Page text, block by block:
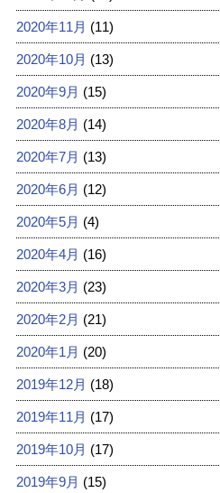
2020年11月 (11)
2020年10月 (13)
2020年9月 (15)
2020年8月 (14)
2020年7月 (13)
2020年6月 (12)
2020年5月 (4)
2020年4月 (16)
2020年3月 (23)
2020年2月 (21)
2020年1月 (20)
2019年12月 (18)
2019年11月 (17)
2019年10月 (17)
2019年9月 (15)